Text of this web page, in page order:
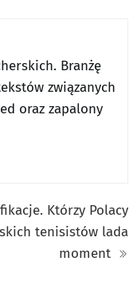
Branżę
związanych
oraz zapalony
Którzy Polacy
tenisistów lada
moment